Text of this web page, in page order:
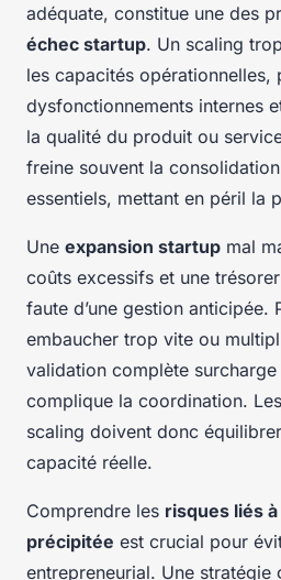
adéquate, constitue une des
échec startup. Un scaling
les capacités opérationnelles,
dysfonctionnements internes
la qualité du produit ou
freine souvent la
essentiels, mettant en péril la
Une expansion startup mal
coûts excessifs et une
faute d’une gestion anticipée.
embaucher trop vite ou
validation complète
complique la coordination.
scaling doivent donc
capacité réelle.
Comprendre les risques liés
précipitée est crucial pour
entrepreneurial. Une stratégie